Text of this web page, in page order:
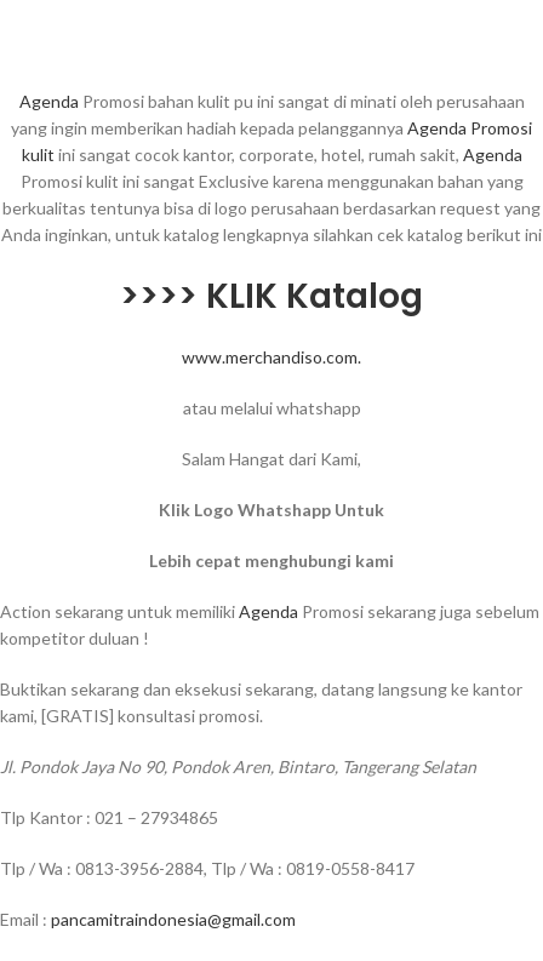
Agenda Promosi bahan kulit pu ini sangat di minati oleh perusahaan
yang ingin memberikan hadiah kepada pelanggannya Agenda Promosi
kulit ini sangat cocok kantor, corporate, hotel, rumah sakit, Agenda
Promosi kulit ini sangat Exclusive karena menggunakan bahan yang
berkualitas tentunya bisa di logo perusahaan berdasarkan request yang
Anda inginkan, untuk katalog lengkapnya silahkan cek katalog berikut ini
>>>> KLIK Katalog
www.merchandiso.com.
atau melalui whatshapp
Salam Hangat dari Kami,
Klik Logo Whatshapp Untuk
Lebih cepat menghubungi kami
Action sekarang untuk memilikiAgenda Promosi sekarang juga sebelum
kompetitor duluan !
Buktikan sekarang dan eksekusi sekarang, datang langsung ke kantor
kami, [GRATIS] konsultasi promosi.
Jl. Pondok Jaya No 90, Pondok Aren, Bintaro, Tangerang Selatan
Tlp Kantor : 021 – 27934865
Tlp / Wa : 0813-3956-2884, Tlp / Wa : 0819-0558-8417
Email : pancamitraindonesia@gmail.com